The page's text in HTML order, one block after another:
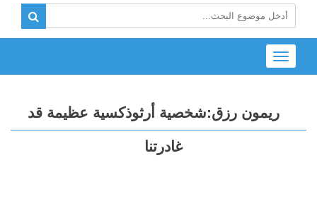
Toggle
navigation
ريمون رزق:شخصية أرثوذكسية عظيمة قد
غادرتنا